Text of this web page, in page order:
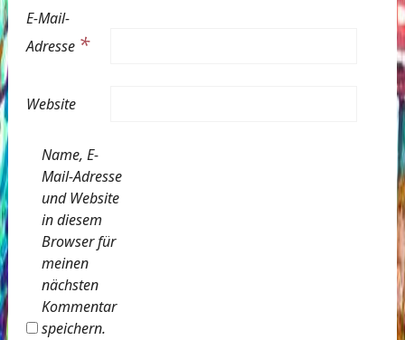
E-Mail-
Adresse *
Website
Name, E-
Mail-Adresse
und Website
in diesem
Browser für
meinen
nächsten
Kommentar
speichern.